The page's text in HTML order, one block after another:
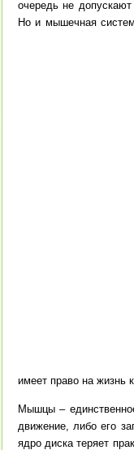
очередь не
Но и мышечная
имеет право на жизнь
Мышцы –
движение, либо его
ядро диска теряет